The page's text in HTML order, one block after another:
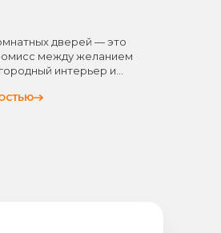
дверей — это
между желанием
интерьер и